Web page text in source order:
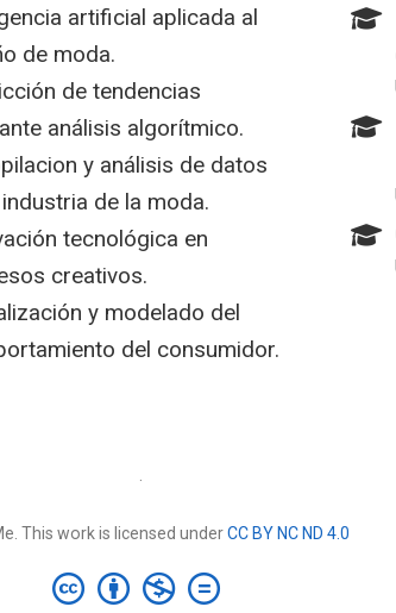
artificial aplicada al
de moda.
de tendencias
análisis algorítmico.
y análisis de datos
de la moda.
tecnológica en
creativos.
y modelado del
del consumidor.
·
This work is licensed underCC BY NC ND 4.0